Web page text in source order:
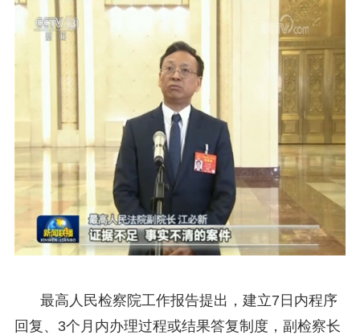
最高人民检察院工作报告提出，建立7日内程序
回复、3个月内办理过程或结果答复制度，副检察长